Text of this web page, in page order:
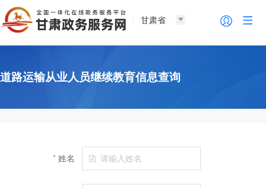
甘肃省
道路运输从业人员继续教育信息查询
姓名